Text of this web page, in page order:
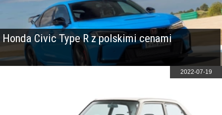
Honda Civic Type R z polskimi cenami
2022-07-19